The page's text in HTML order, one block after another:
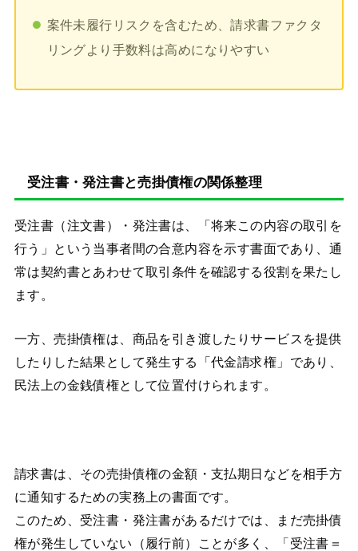
案件未履行リスクを含むため、請求書ファクタ
リングより手数料は高めになりやすい
受注書・発注書と売掛債権の関係整理
受注書（注文書）・発注書は、「将来この内容の取引を
行う」という当事者間の合意内容を示す書面であり、通
常は契約書とあわせて取引条件を確認する役割を果たし
ます。
一方、売掛債権は、商品を引き渡したりサービスを提供
したりした結果として発生する「代金請求権」であり、
民法上の金銭債権として位置付けられます。
請求書は、その売掛債権の金額・支払期日などを相手方
に通知するための実務上の書面です。
このため、受注書・発注書があるだけでは、まだ売掛債
権が発生していない（履行前）ことが多く、「受注書＝